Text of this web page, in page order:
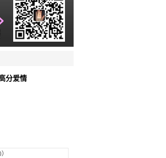
分爱情
）